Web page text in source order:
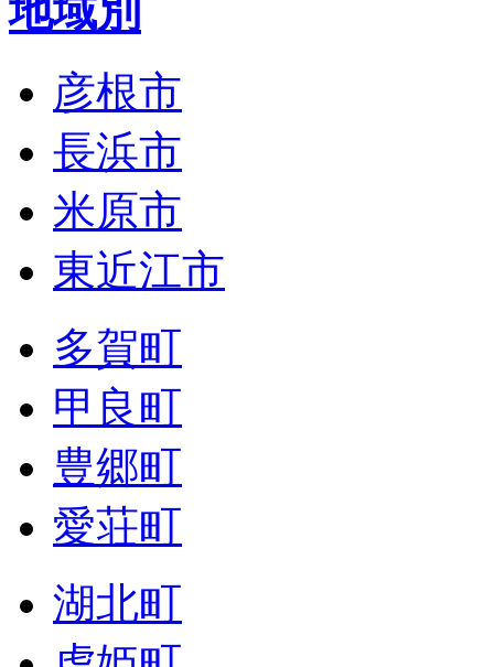
地域別
彦根市
長浜市
米原市
東近江市
多賀町
甲良町
豊郷町
愛荘町
湖北町